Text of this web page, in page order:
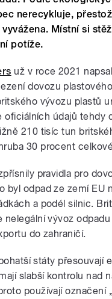
nerecykluje,
Místní si
potíže.
už v roce 2021
dovozu
vývozu plastů
oficiálních údajů tehdy
210 tisíc tun
30 procent
pravidla pro
byl odpad ze zemí EU
a podél silnic.
nelegální vývoz
do zahraničí.
státy přesouvají
slabší kontrolu nad
používají označení